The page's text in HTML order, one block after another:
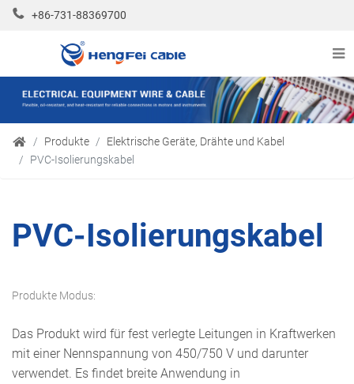
+86-731-88369700
Produkte
Elektrische Geräte, Drähte und Kabel
PVC-Isolierungskabel
PVC-Isolierungskabel
Produkte Modus:
Das Produkt wird für fest verlegte Leitungen in Kraftwerken
mit einer Nennspannung von 450/750 V und darunter
verwendet. Es findet breite Anwendung in